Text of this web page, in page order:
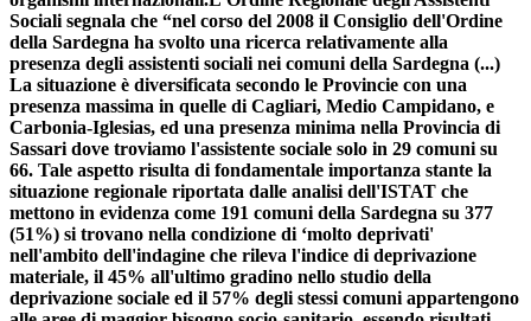
Sociali segnala che “nel corso del 2008 il Consiglio dell'Ordine
della Sardegna ha svolto una ricerca relativamente alla
presenza degli assistenti sociali nei comuni della Sardegna (...)
La situazione è diversificata secondo le Provincie con una
presenza massima in quelle di Cagliari, Medio Campidano, e
Carbonia-Iglesias, ed una presenza minima nella Provincia di
Sassari dove troviamo l'assistente sociale solo in 29 comuni su
66. Tale aspetto risulta di fondamentale importanza stante la
situazione regionale riportata dalle analisi dell'ISTAT che
mettono in evidenza come 191 comuni della Sardegna su 377
(51%) si trovano nella condizione di ‘molto deprivati'
nell'ambito dell'indagine che rileva l'indice di deprivazione
materiale, il 45% all'ultimo gradino nello studio della
deprivazione sociale ed il 57% degli stessi comuni appartengono